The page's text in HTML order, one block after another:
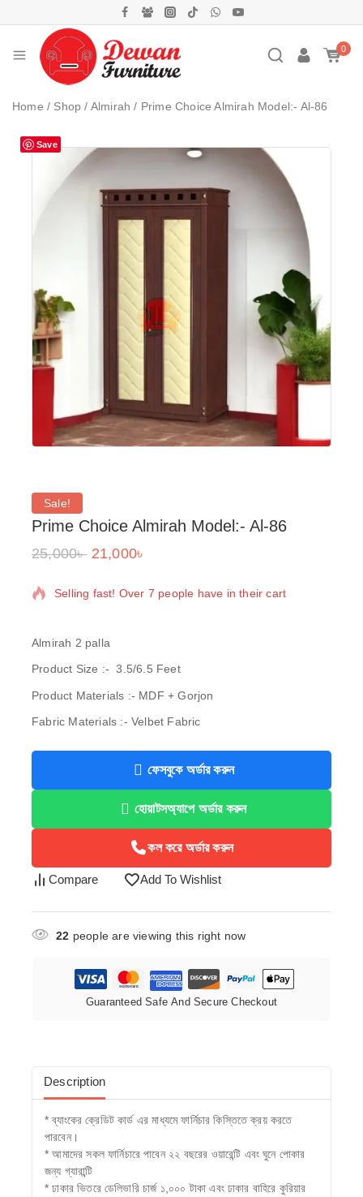
0
Home / Shop / Almirah / Prime Choice Almirah Model:- Al-86
Save
Sale!
Prime Choice Almirah Model:- Al-86
25,000৳ 21,000৳
8 products sold in last 6 hours
Selling fast! Over 7 people have in their cart
Almirah 2 palla
Product Size :-3.5/6.5 Feet
Product Materials :- MDF + Gorjon
Fabric Materials :- Velbet Fabric
ফেসবুকে অর্ডার করুন
হোয়াটসঅ্যাপে অর্ডার করুন
কল করে অর্ডার করুন
Compare Add To Wishlist
22 people are viewing this right now
Guaranteed Safe And Secure Checkout
Description
* ব্যাংকের ক্রেডিট কার্ড এর মাধ্যমে ফার্নিচার কিস্তিতে ক্রয় করতে
পারবেন।
* আমাদের সকল ফার্নিচারে পাবেন ২২ বছরের ওয়ারেন্টি এবং ঘুনে পোকার
জন্য গ্যারান্টি
* ঢাকার ভিতরে ডেলিভারি চার্জ ১,০০০ টাকা এবং ঢাকার বাহিরে কুরিয়ার